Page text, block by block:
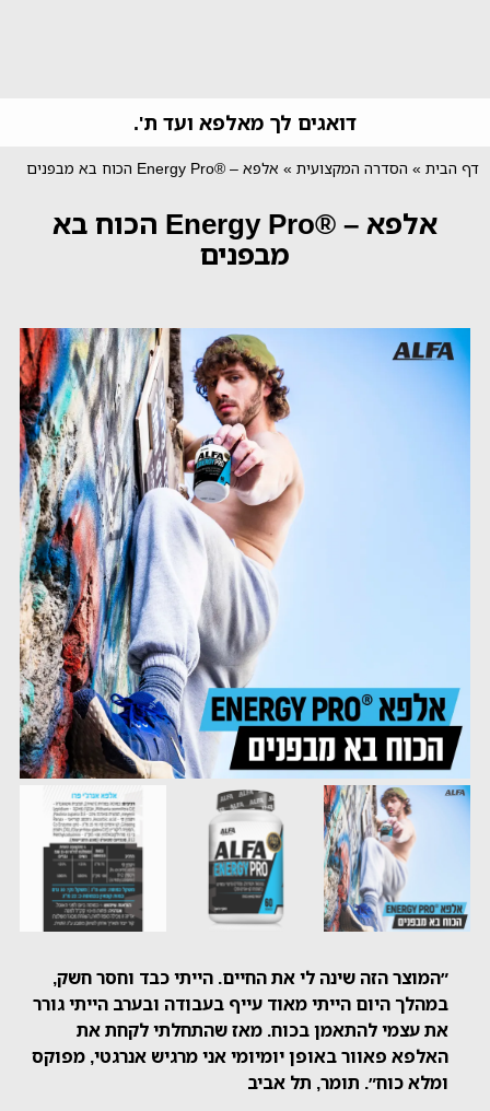
דואגים לך מאלפא ועד ת'.
דף הבית » הסדרה המקצועית » אלפא – ®Energy Pro הכוח בא מבפנים
אלפא – ®Energy Pro הכוח בא
מבפנים
״המוצר הזה שינה לי את החיים. הייתי כבד וחסר חשק,
במהלך היום הייתי מאוד עייף בעבודה ובערב הייתי גורר
את עצמי להתאמן בכוח. מאז שהתחלתי לקחת את
האלפא פאוור באופן יומיומי אני מרגיש אנרגטי, מפוקס
ומלא כוח״. תומר, תל אביב